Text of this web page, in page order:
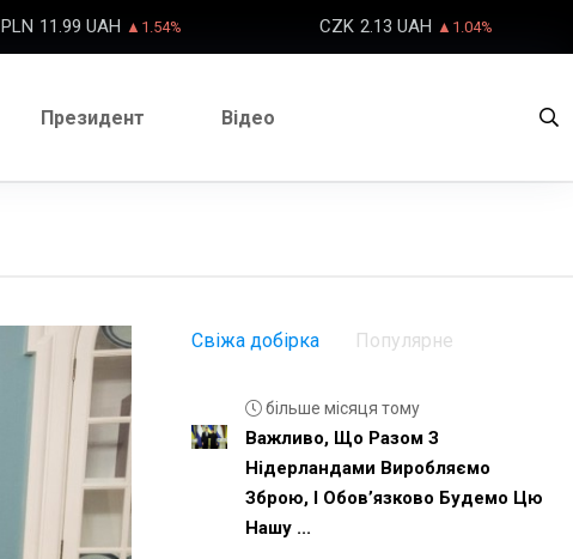
PLN 11.99 UAH ▲1.54% CZK 2.13 UAH ▲1.04%
Президент Відео
Свіжа добірка Популярне
більше місяця тому
Важливо, Що Разом З
Нідерландами Виробляємо
Зброю, І Обовʼязково Будемо Цю
Нашу ...